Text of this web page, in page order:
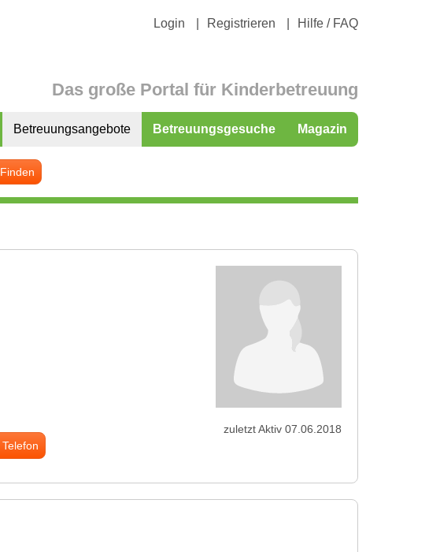
Login Registrieren Hilfe / FAQ
Das große Portal für Kinderbetreuung
Betreuungsangebote Betreuungsgesuche Magazin
Finden
Telefon
zuletzt Aktiv 07.06.2018